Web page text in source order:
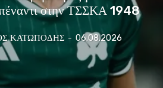
στην ΤΣΣΚΑ 1948
ΚΑΤΩΠΟΔΗΣ - 06.08.2026